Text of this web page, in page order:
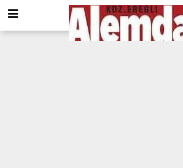
google.com, pub-8201930440372555, DIRECT,